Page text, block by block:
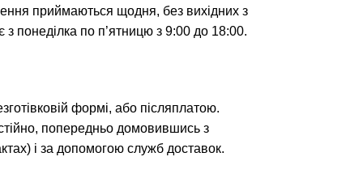
приймаються щодня, без вихідних з
понеділка по п’ятницю з 9:00 до 18:00.
формі, або післяплатою.
попередньо домовившись з
і за допомогою служб доставок.